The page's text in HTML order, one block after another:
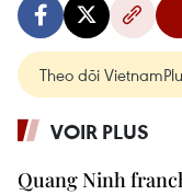
Theo dõi
VOIR PLUS
Quang Ninh